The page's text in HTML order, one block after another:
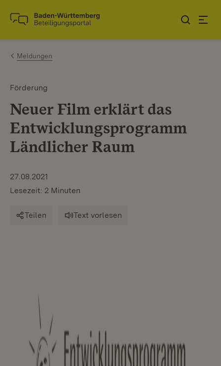
Zum Inhalt springen
Link zur Startseite
Meldungen
Förderung
Neuer Film erklärt das
Entwicklungsprogramm
Ländlicher Raum
27.08.2021
Lesezeit: 2 Minuten
Teilen Text vorlesen